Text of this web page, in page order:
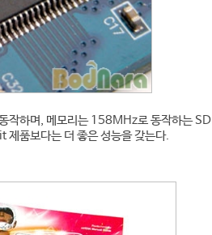
하며, 메모리는 158MHz로 동작하는
품보다는 더 좋은 성능을 갖는다.